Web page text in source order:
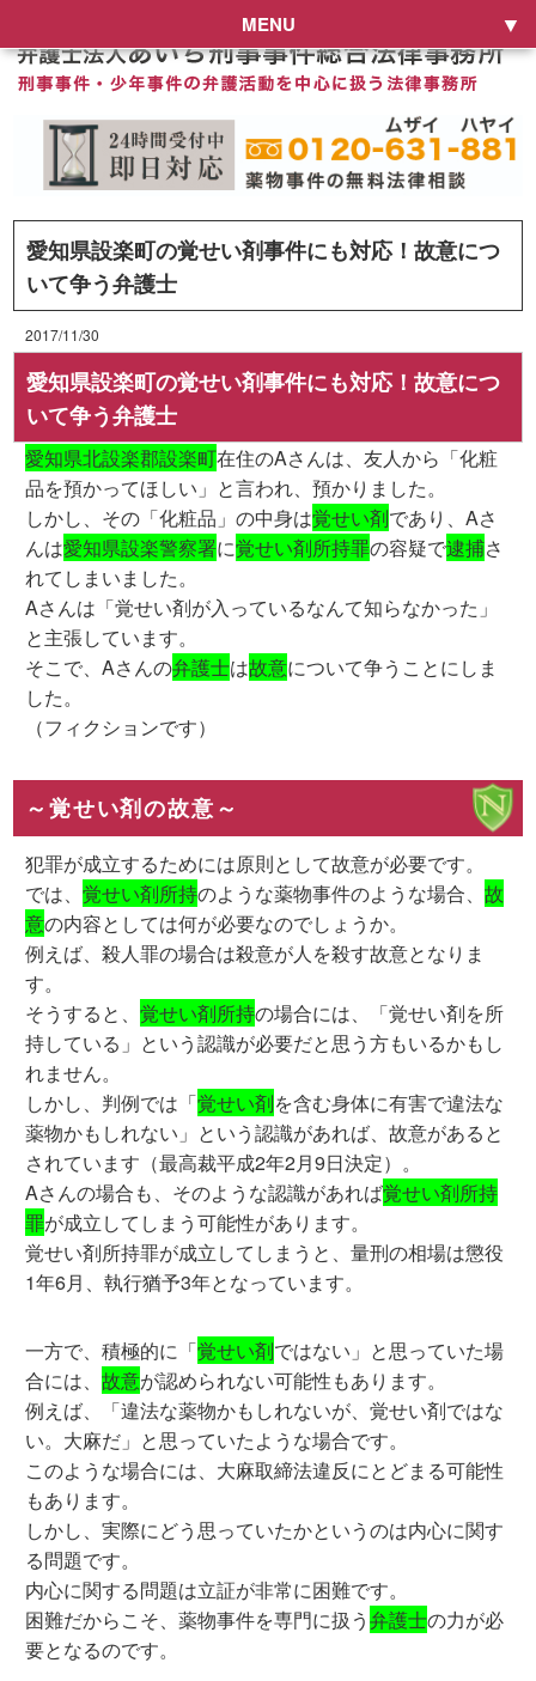
MENU
愛知県設楽町の覚せい剤事件にも対応！故意につ
いて争う弁護士
2017/11/30
愛知県設楽町の覚せい剤事件にも対応！故意につ
いて争う弁護士
愛知県北設楽郡設楽町在住のAさんは、友人から「化粧
品を預かってほしい」と言われ、預かりました。
しかし、その「化粧品」の中身は覚せい剤であり、Aさ
んは愛知県設楽警察署に覚せい剤所持罪の容疑で逮捕さ
れてしまいました。
Aさんは「覚せい剤が入っているなんて知らなかった」
と主張しています。
そこで、Aさんの弁護士は故意について争うことにしま
した。
（フィクションです）
～覚せい剤の故意～
犯罪が成立するためには原則として故意が必要です。
では、覚せい剤所持のような薬物事件のような場合、故
意の内容としては何が必要なのでしょうか。
例えば、殺人罪の場合は殺意が人を殺す故意となりま
す。
そうすると、覚せい剤所持の場合には、「覚せい剤を所
持している」という認識が必要だと思う方もいるかもし
れません。
しかし、判例では「覚せい剤を含む身体に有害で違法な
薬物かもしれない」という認識があれば、故意があると
されています（最高裁平成2年2月9日決定）。
Aさんの場合も、そのような認識があれば覚せい剤所持
罪が成立してしまう可能性があります。
覚せい剤所持罪が成立してしまうと、量刑の相場は懲役
1年6月、執行猶予3年となっています。
一方で、積極的に「覚せい剤ではない」と思っていた場
合には、故意が認められない可能性もあります。
例えば、「違法な薬物かもしれないが、覚せい剤ではな
い。大麻だ」と思っていたような場合です。
このような場合には、大麻取締法違反にとどまる可能性
もあります。
しかし、実際にどう思っていたかというのは内心に関す
る問題です。
内心に関する問題は立証が非常に困難です。
困難だからこそ、薬物事件を専門に扱う弁護士の力が必
要となるのです。